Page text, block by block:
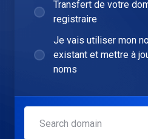
Transfert de votre
registraire
Je vais utiliser mon
existant et mettre à
noms